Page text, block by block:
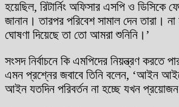
হয়েছিল, রিটার্নিং অফিসার এসপি ও ডিসিকে
জানান। তারপর পরিবেশ সামাল দেন তারা।
ঘোষণা দিয়েছে তা তো আমরা শুনিনি।’
সংসদ নির্বাচনে কি এমপিদের নিয়ন্ত্রণ করতে
এমন প্রশ্নের জবাবে তিনি বলেন, ‘আইন
আইন যতদিন পরিবর্তন না হচ্ছে যখন